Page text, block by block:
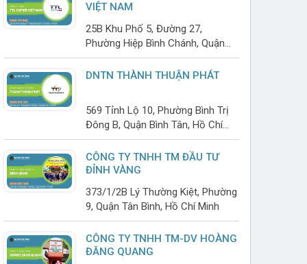
VIỆT NAM
25B Khu Phố 5, Đường 27,
Phường Hiệp Bình Chánh, Quận
Thủ Đức, Hồ Chí Minh
DNTN THÀNH THUẬN PHÁT
569 Tỉnh Lộ 10, Phường Bình Trị
Đông B, Quận Bình Tân, Hồ Chí
Minh
CÔNG TY TNHH TM ĐẦU TƯ
ĐỈNH VÀNG
373/1/2B Lý Thường Kiệt, Phường
9, Quận Tân Bình, Hồ Chí Minh
CÔNG TY TNHH TM-DV HOÀNG
ĐĂNG QUANG